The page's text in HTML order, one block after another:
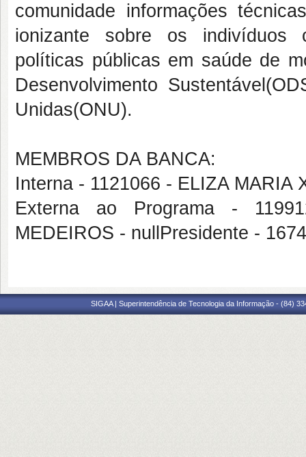
comunidade informações
ionizante sobre os indivíduos
políticas públicas em saúde de
Desenvolvimento
Unidas(ONU).
MEMBROS DA BANCA:
Interna - 1121066 - ELIZA MARIA
Externa ao Programa -
MEDEIROS - nullPresidente -
SIGAA | Superintendência de Tecnologia da Informação - (84)